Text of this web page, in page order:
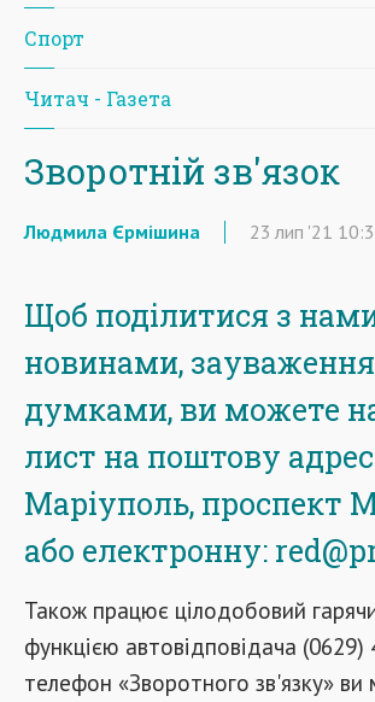
Спорт
Читач - Газета
Зворотній зв'язок
Людмила Єрмішина 23 лип '21
Щоб поділитися з
новинами,
думками, ви можете
лист на поштову
Маріуполь, проспект
або електронну:
Також працює цілодобовий
функцією автовідповідача
телефон «Зворотного зв'язку»